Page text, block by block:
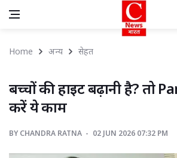
Home अन्य सेहत
बच्चों की हाइट बढ़ानी है? तो
करें ये काम
BY CHANDRA RATNA 02 JUN 2026 07:32 PM